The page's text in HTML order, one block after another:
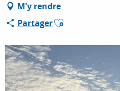
SÉJOURNER
M'y rendre
PartagerAjouter aux favoris